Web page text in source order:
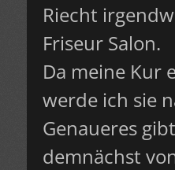
Riecht
Friseur Salon.
Da meine Kur
werde ich sie
Genaueres
demnächst